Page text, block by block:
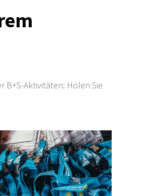
B+S-Aktivitäten: Holen Sie